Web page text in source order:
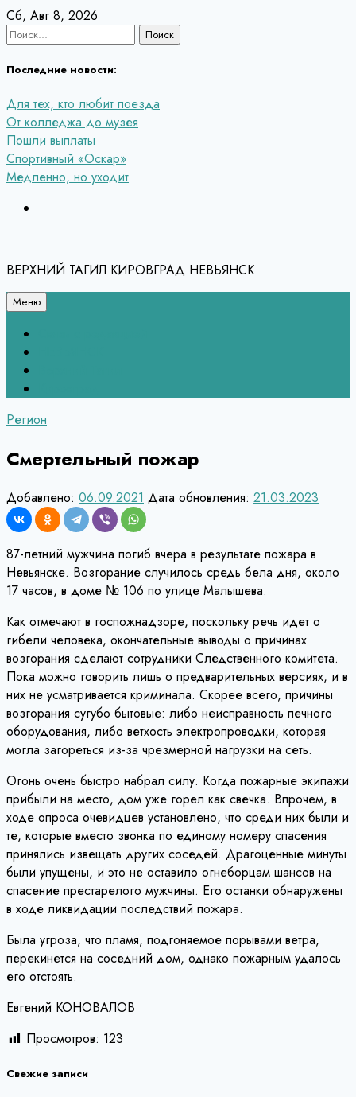
Перейти
к
Сб, Авг 8, 2026
Найти:
Последние новости:
Для тех, кто любит поезда
От колледжа до музея
Пошли выплаты
Спортивный «Оскар»
Медленно, но уходит
ВЕРХНИЙ ТАГИЛ КИРОВГРАД НЕВЬЯНСК
Меню
Регион
Смертельный пожар
Добавлено: 06.09.2021 Дата обновления: 21.03.2023
87-летний мужчина погиб вчера в результате пожара в
Невьянске. Возгорание случилось средь бела дня, около
17 часов, в доме № 106 по улице Малышева.
Как отмечают в госпожнадзоре, поскольку речь идет о
гибели человека, окончательные выводы о причинах
возгорания сделают сотрудники Следственного комитета.
Пока можно говорить лишь о предварительных версиях, и в
них не усматривается криминала. Скорее всего, причины
возгорания сугубо бытовые: либо неисправность печного
оборудования, либо ветхость электропроводки, которая
могла загореться из-за чрезмерной нагрузки на сеть.
Огонь очень быстро набрал силу. Когда пожарные экипажи
прибыли на место, дом уже горел как свечка. Впрочем, в
ходе опроса очевидцев установлено, что среди них были и
те, которые вместо звонка по единому номеру спасения
принялись извещать других соседей. Драгоценные минуты
были упущены, и это не оставило огнеборцам шансов на
спасение престарелого мужчины. Его останки обнаружены
в ходе ликвидации последствий пожара.
Была угроза, что пламя, подгоняемое порывами ветра,
перекинется на соседний дом, однако пожарным удалось
его отстоять.
Евгений КОНОВАЛОВ
Просмотров: 123
Свежие записи